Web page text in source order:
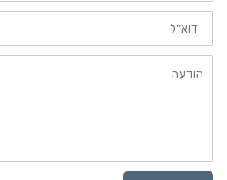
דוא״ל
הודעה